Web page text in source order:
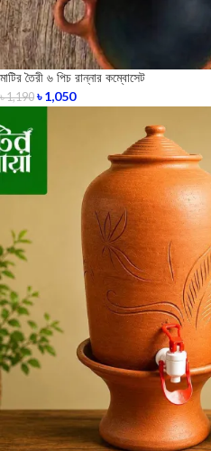
মাটির তৈরী ৬ পিচ রান্নার কম্বোসেট
৳1,190 ৳1,050